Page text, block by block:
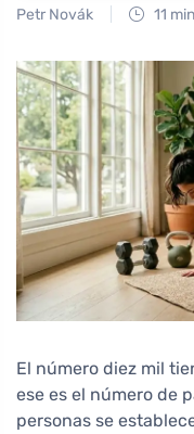
Petr Novák 11 min
El número diez mil
ese es el número de
personas se